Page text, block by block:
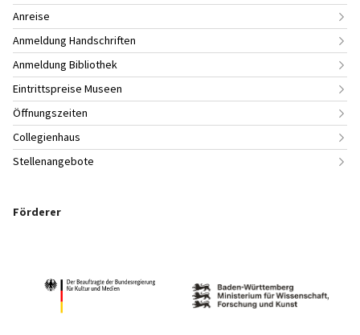
Anreise
Anmeldung Handschriften
Anmeldung Bibliothek
Eintrittspreise Museen
Öffnungszeiten
Collegienhaus
Stellenangebote
Förderer